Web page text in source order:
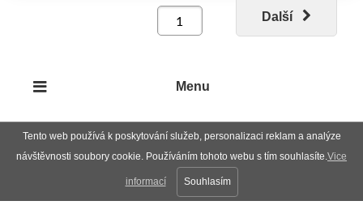
Tento web používá k poskytování služeb, personalizaci reklam a analýze
návštěvnosti soubory cookie. Používáním tohoto webu s tím souhlasíte.Vice
informací Souhlasím
Další
Menu